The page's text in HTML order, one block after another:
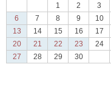
1
2 3
6
7 8 9 10
13
14 15 16 17
20
21 22 23 24
27
28 29 30